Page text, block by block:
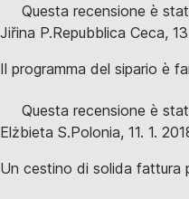
Questa recensione è
Jiřina P.Repubblica Ceca,
Il programma del sipario è
Questa recensione è
Elżbieta S.Polonia, 11. 1.
Un cestino di solida fattura